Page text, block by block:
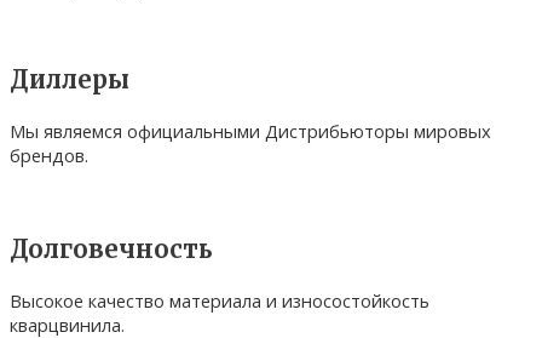
Диллеры
Мы являемся официальными Дистрибьюторы мировых
брендов.
Долговечность
Высокое качество материала и износостойкость
кварцвинила.